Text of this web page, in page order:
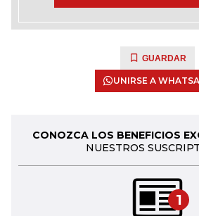
GUARDAR
UNIRSE A
CONOZCA LOS BENEFICIOS
NUESTROS
1